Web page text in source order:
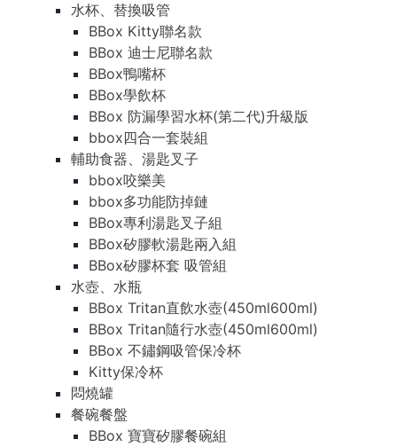
水杯、替換吸管
BBox Kitty聯名款
BBox 迪士尼聯名款
BBox鴨嘴杯
BBox學飲杯
BBox 防漏學習水杯(第二代)升級版
bbox四合一套裝組
輔助食器、湯匙叉子
bbox咬樂美
bbox多功能防掉鏈
BBox專利湯匙叉子組
BBox矽膠軟湯匙兩入組
BBox矽膠杯套 吸管組
水壺、水瓶
BBox Tritan直飲水壺(450ml600ml)
BBox Tritan隨行水壺(450ml600ml)
BBox 不鏽鋼吸管保冷杯
Kitty保冷杯
悶燒罐
餐碗餐盤
BBox 寶寶矽膠餐碗組